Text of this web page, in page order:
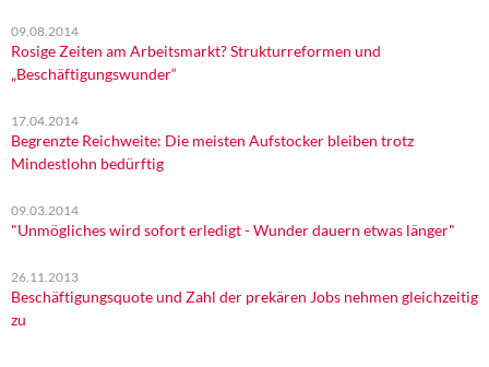
09.08.2014
Rosige Zeiten am Arbeitsmarkt? Strukturreformen und
„Beschäftigungswunder“
17.04.2014
Begrenzte Reichweite: Die meisten Aufstocker bleiben trotz
Mindestlohn bedürftig
09.03.2014
"Unmögliches wird sofort erledigt - Wunder dauern etwas länger"
26.11.2013
Beschäftigungsquote und Zahl der prekären Jobs nehmen gleichzeitig
zu